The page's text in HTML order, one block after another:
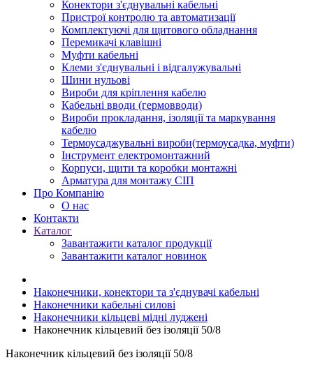
Конектори з'єднувальні кабельні
Пристрої контролю та автоматизації
Комплектуючі для щитового обладнання
Перемикачі клавішні
Муфти кабельні
Клеми з'єднувальні і відгалужувальні
Шини нульові
Вироби для кріплення кабелю
Кабельні вводи (гермовводи)
Вироби прокладання, iзоляції та маркування
кабелю
Термоусаджувальні вироби(термоусадка, муфти)
Інструмент електромонтажний
Корпуси, щити та коробки монтажні
Арматура для монтажу СІП
Про Компанію
О нас
Контакти
Каталог
Завантажити каталог продукції
Завантажити каталог новинок
Наконечники, конектори та з'єднувачі кабельні
Наконечники кабельні силові
Наконечники кільцеві мідні луджені
Наконечник кільцевий без ізоляції 50/8
Наконечник кільцевий без ізоляції 50/8